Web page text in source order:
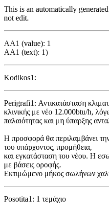
This is an automatically
not edit.
AA1 (value): 1
AA1 (text): 1)
Kodikos1:
Perigrafi1: Αντικατάσταση
κλινικής με νέο 12.000btu/h,
παλαιότητας και μη ύπαρξης
Η προσφορά θα περιλαμβάνει
του υπάρχοντος, προμήθεια,
και εγκατάσταση του νέου. Η
με βάσεις οροφής.
Εκτιμώμενο μήκος σωλήνων
Posotita1: 1 τεμάχιο